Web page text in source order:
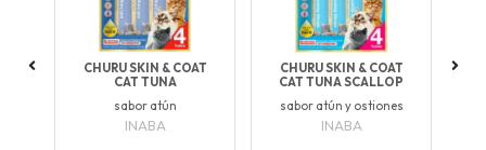
CHURU SKIN & COAT
CAT TUNA
sabor atún
INABA
CHURU SKIN & COAT
CAT TUNA SCALLOP
sabor atún y ostiones
INABA